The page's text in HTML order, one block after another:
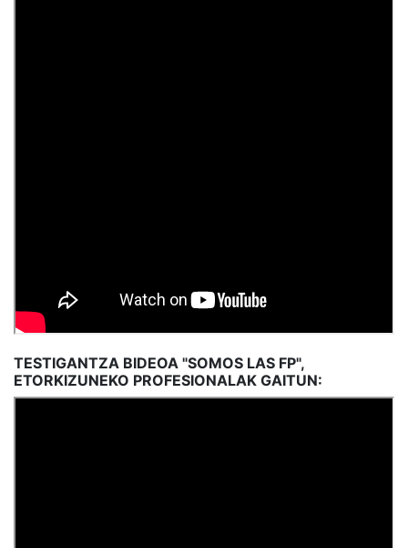
TESTIGANTZA BIDEOA "SOMOS LAS FP",
ETORKIZUNEKO PROFESIONALAK GAITUN: